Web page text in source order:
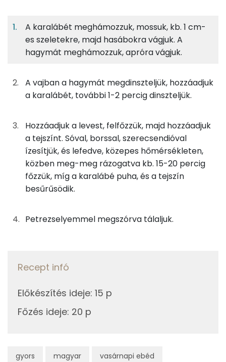
gyors magyar vasárnapi ebéd
2%
Fehérje
6%
Szénhidrát
8%
Zsír
5gvaj
36 kcal
23gzöldség alaplé
2 kcal
50ghabtejszín
146 kcal
0gsó
Összesen
Egy
adagban
4
adagban
100
grammban
TOP ásványi anyagok
Foszfor
Kálcium
Magnézium
TOP vitaminok
Kolin:
E vitamin:
Niacin - B3 vitamin:
A karalábét meghámozzuk, mossuk, kb. 1 cm-
es szeletekre, majd hasábokra vágjuk. A
hagymát meghámozzuk, apróra vágjuk.
A vajban a hagymát megdinszteljük, hozzáadjuk
a karalábét, további 1-2 percig dinszteljük.
Hozzáadjuk a levest, felfőzzük, majd hozzáadjuk
a tejszínt. Sóval, borssal, szerecsendióval
ízesítjük, és lefedve, közepes hőmérsékleten,
közben meg-meg rázogatva kb. 15-20 percig
főzzük, míg a karalábé puha, és a tejszín
besűrűsödik.
Petrezselyemmel megszórva tálaljuk.
Recept infó
Előkészítés ideje: 15 p
Főzés ideje: 20 p